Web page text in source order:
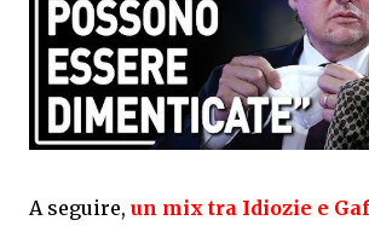
A seguire, un mix tra Idiozie e